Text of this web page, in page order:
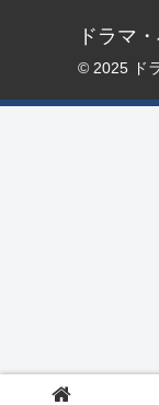
ドラマ
© 2025 ド